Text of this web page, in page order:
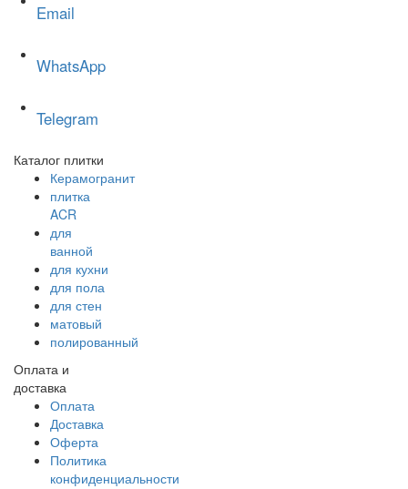
Email
WhatsApp
Telegram
Каталог плитки
Керамогранит
плитка
ACR
для
ванной
для кухни
для пола
для стен
матовый
полированный
Оплата и
доставка
Оплата
Доставка
Оферта
Политика
конфиденциальности